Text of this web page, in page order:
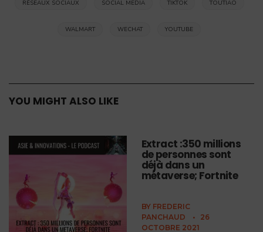
RÉSEAUX SOCIAUX SOCIAL MEDIA TIKTOK TOUTIAO
WALMART WECHAT YOUTUBE
YOU MIGHT ALSO LIKE
Extract :350 millions
de personnes sont
déjà dans un
métaverse; Fortnite
BY FREDERIC
PANCHAUD
•
26
OCTOBRE 2021